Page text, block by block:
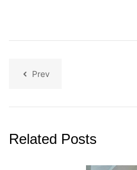
Prev
Related Posts